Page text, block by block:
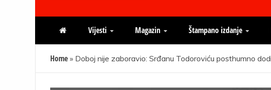
Faktor magazin
Vijesti Magazin Štampano izdanje
Home » Doboj nije zaboravio: Srđanu Todoroviću posthumno